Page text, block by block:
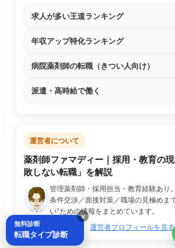
求人が多い王道ランキング
年収アップ特化ランキング
病院薬剤師の転職（きつい人向け）
派遣・高時給で働く
運営者について
薬剤師ファマディー｜採用・教育の
敗しない転職」を解説
管理薬剤師・採用担当・教育経験あり。
条件交渉／面接対策／職場の見極めま
い”ための情報をまとめています。
運営者プロフィールを見る
×
無料診断
転職タイプ診断